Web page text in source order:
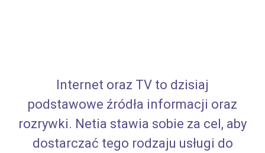
Internet oraz TV to dzisiaj
podstawowe źródła informacji oraz
rozrywki. Netia stawia sobie za cel, aby
dostarczać tego rodzaju usługi do